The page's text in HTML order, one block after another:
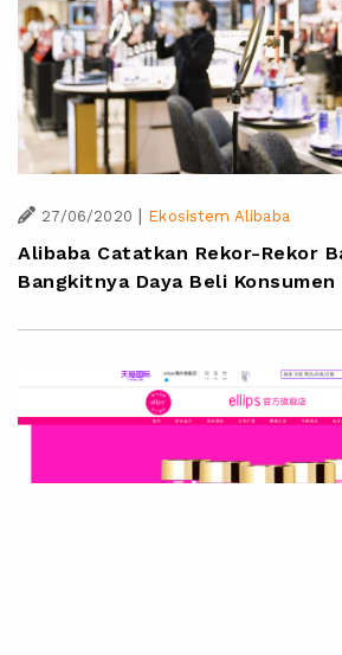
27/06/2020 | Ekosistem Alibaba
Alibaba Catatkan Rekor-Rekor
Bangkitnya Daya Beli Konsumen